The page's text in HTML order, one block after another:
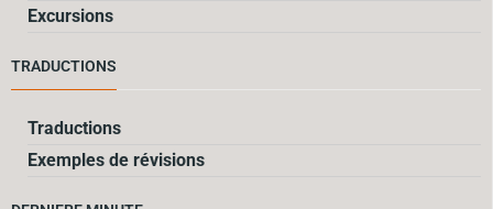
Excursions
TRADUCTIONS
Traductions
Exemples de révisions